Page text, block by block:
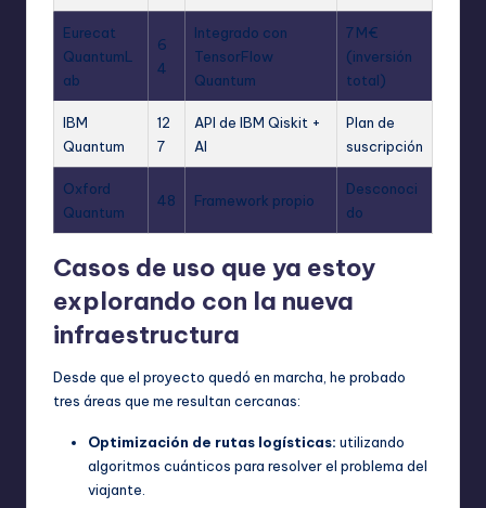
Eurecat
QuantumL
ab
6
4
Integrado con
TensorFlow
Quantum
7 M€
(inversión
total)
IBM
Quantum
12
7
API de IBM Qiskit +
AI
Plan de
suscripción
Oxford
Quantum
48 Framework propio
Desconoci
do
Casos de uso que ya estoy
explorando con la nueva
infraestructura
Desde que el proyecto quedó en marcha, he probado
tres áreas que me resultan cercanas:
Optimización de rutas logísticas: utilizando
algoritmos cuánticos para resolver el problema del
viajante.